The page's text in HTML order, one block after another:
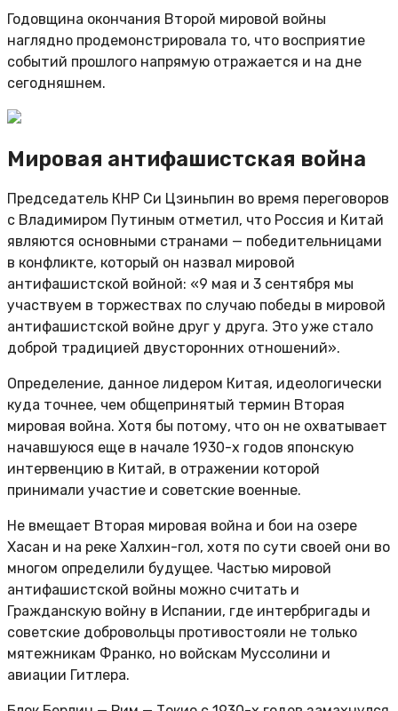
Годовщина окончания Второй мировой войны
наглядно продемонстрировала то, что восприятие
событий прошлого напрямую отражается и на дне
сегодняшнем.
Мировая антифашистская война
Председатель КНР Си Цзиньпин во время переговоров
с Владимиром Путиным отметил, что Россия и Китай
являются основными странами — победительницами
в конфликте, который он назвал мировой
антифашистской войной: «9 мая и 3 сентября мы
участвуем в торжествах по случаю победы в мировой
антифашистской войне друг у друга. Это уже стало
доброй традицией двусторонних отношений».
Определение, данное лидером Китая, идеологически
куда точнее, чем общепринятый термин Вторая
мировая война. Хотя бы потому, что он не охватывает
начавшуюся еще в начале 1930-х годов японскую
интервенцию в Китай, в отражении которой
принимали участие и советские военные.
Не вмещает Вторая мировая война и бои на озере
Хасан и на реке Халхин-гол, хотя по сути своей они во
многом определили будущее. Частью мировой
антифашистской войны можно считать и
Гражданскую войну в Испании, где интербригады и
советские добровольцы противостояли не только
мятежникам Франко, но войскам Муссолини и
авиации Гитлера.